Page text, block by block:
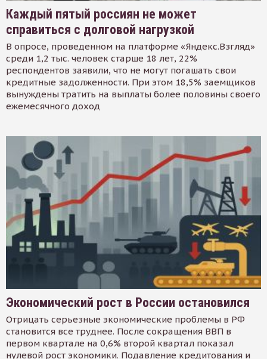
Каждый пятый россиян не может
справиться с долговой нагрузкой
В опросе, проведенном на платформе «Яндекс.Взгляд»
среди 1,2 тыс. человек старше 18 лет, 22%
респондентов заявили, что не могут погашать свои
кредитные задолженности. При этом 18,5% заемщиков
вынуждены тратить на выплаты более половины своего
ежемесячного доход
Экономический рост в России остановился
Отрицать серьезные экономические проблемы в РФ
становится все труднее. После сокращения ВВП в
первом квартале на 0,6% второй квартал показал
нулевой рост экономики. Подавление кредитования и